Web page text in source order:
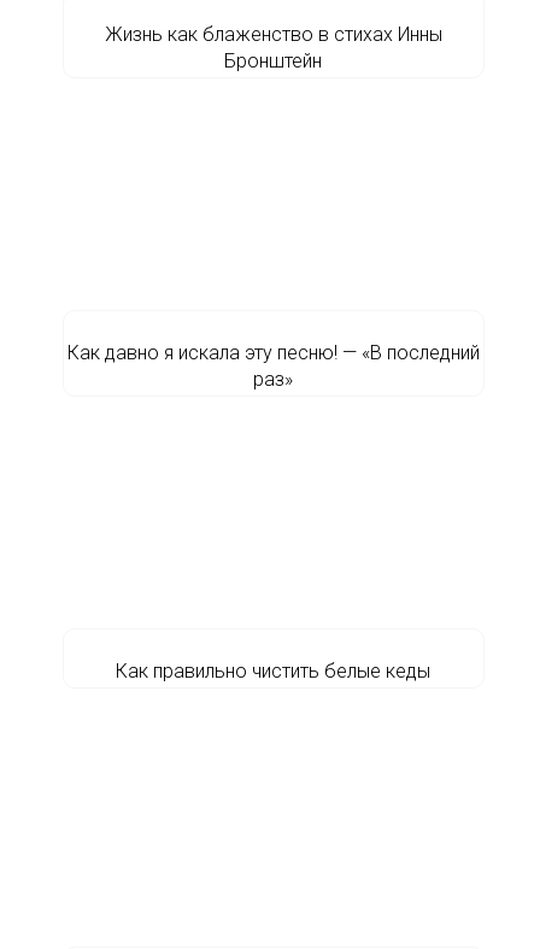
Жизнь как блаженство в стихах Инны
Бронштейн
Как давно я искала эту песню! — «В последний
раз»
Как правильно чистить белые кеды